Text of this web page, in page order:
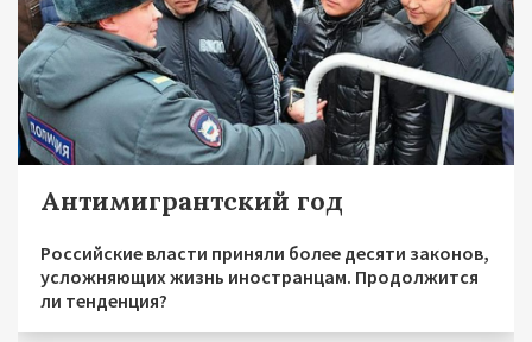
Антимигрантский год
Российские власти приняли более десяти законов,
усложняющих жизнь иностранцам. Продолжится
ли тенденция?